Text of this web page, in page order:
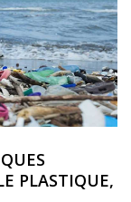
PLASTIQUE,